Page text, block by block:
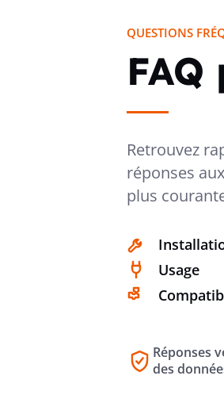
QUESTIONS
Retrouvez
réponses
plus
Usage
Réponses
des